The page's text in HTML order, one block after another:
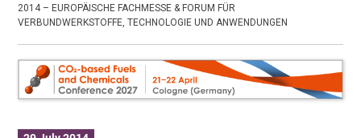
2014 – EUROPÄISCHE FACHMESSE & FORUM FÜR
VERBUNDWERKSTOFFE, TECHNOLOGIE UND ANWENDUNGEN